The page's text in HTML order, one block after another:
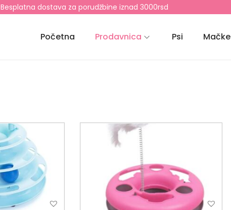
Besplatna dostava za porudžbine iznad 3000rsd
Početna Prodavnica Psi Mačke